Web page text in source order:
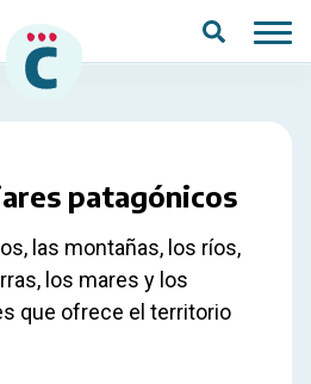
patagónicos
las montañas, los ríos,
los mares y los
que ofrece el territorio